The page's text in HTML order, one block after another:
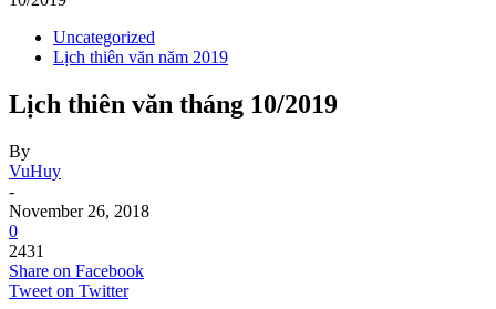
Uncategorized
Lịch thiên văn năm 2019
Lịch thiên văn tháng 10/2019
By
VuHuy
-
November 26, 2018
0
2431
Share on Facebook
Tweet on Twitter